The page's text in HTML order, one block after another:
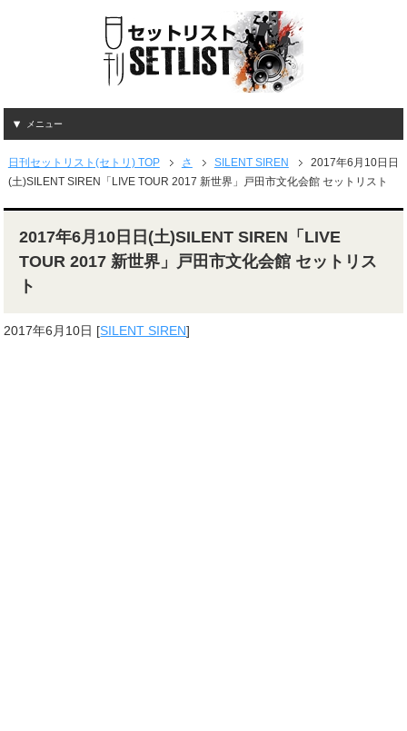
メニュー
日刊セットリスト(セトリ) TOP さ SILENT SIREN
2017年6月10日日
(土)SILENT SIREN「LIVE TOUR 2017 新世界」戸田市文化会館 セットリスト
2017年6月10日日(土)SILENT SIREN「LIVE
TOUR 2017 新世界」戸田市文化会館 セットリス
ト
2017年6月10日 [SILENT SIREN]